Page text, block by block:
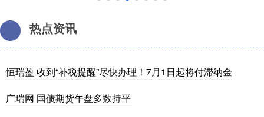
热点资讯
恒瑞盈 收到“补税提醒”尽快办理！7月1日起将付滞纳金
广瑞网 国债期货午盘多数持平